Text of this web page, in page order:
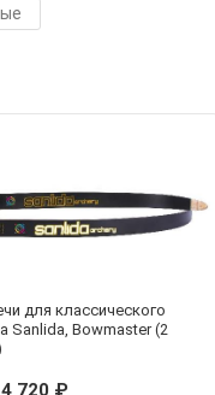
для классического
Sanlida, Bowmaster (2
720 ₽